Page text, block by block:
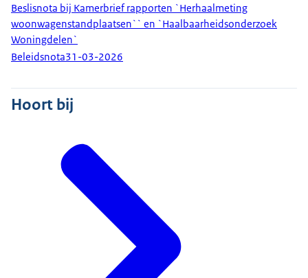
Beslisnota bij Kamerbrief rapporten `Herhaalmeting
woonwagenstandplaatsen`` en `Haalbaarheidsonderzoek
Woningdelen`
Beleidsnota31-03-2026
Hoort bij